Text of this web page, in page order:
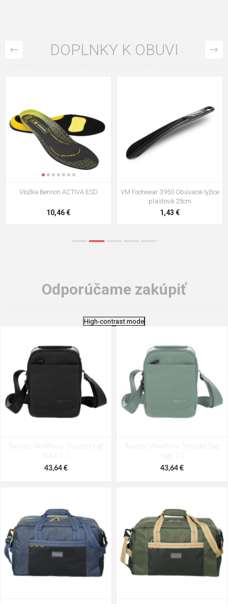
DOPLNKY K OBUVI
VM Footwear 3009 Vkladacia
5,21 €
VM Footwear 3102 Šnúrky ploché
0,79 €
Odporúčame zakúpiť
High-contrast mode
Travelite Workfloow Shoulder bag
Black 2 L
43,64 €
Travelite Workfloow Shoulder bag
Sage 2 L
43,64 €